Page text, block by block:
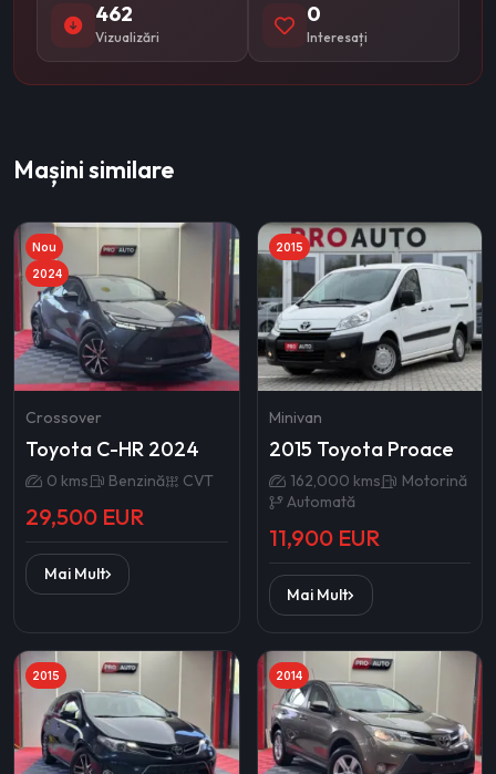
462
Vizualizări
0
Interesați
Mașini similare
Nou
2024
Crossover
Toyota C-HR 2024
0 kms Benzină CVT
29,500 EUR
Mai Mult
2015
Minivan
2015 Toyota Proace
162,000 kms
Motorină
Automată
11,900 EUR
Mai Mult
2015 2014